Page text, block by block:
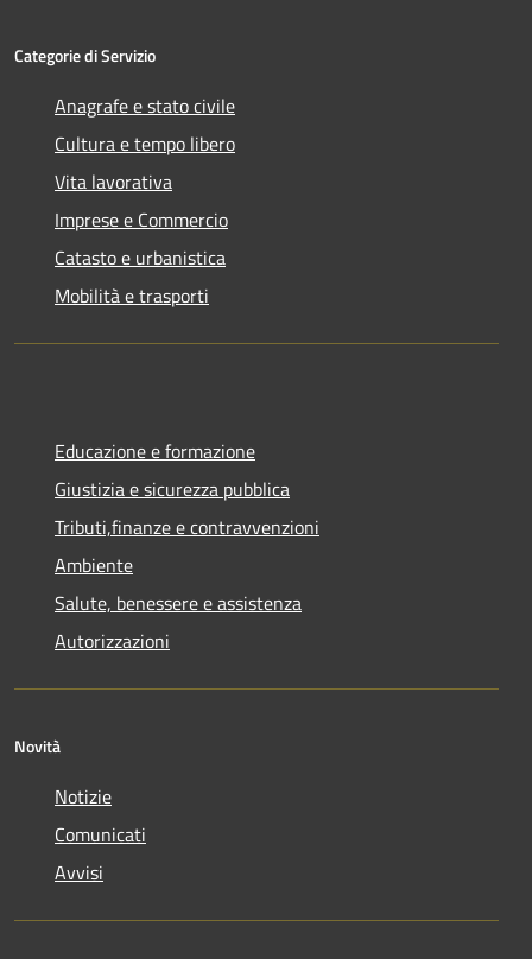
Categorie di Servizio
Anagrafe e stato civile
Cultura e tempo libero
Vita lavorativa
Imprese e Commercio
Catasto e urbanistica
Mobilità e trasporti
Educazione e formazione
Giustizia e sicurezza pubblica
Tributi,finanze e contravvenzioni
Ambiente
Salute, benessere e assistenza
Autorizzazioni
Novità
Notizie
Comunicati
Avvisi